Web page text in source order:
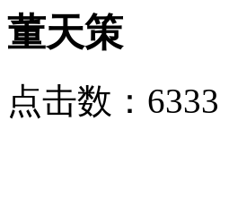
董天策
点击数：6333